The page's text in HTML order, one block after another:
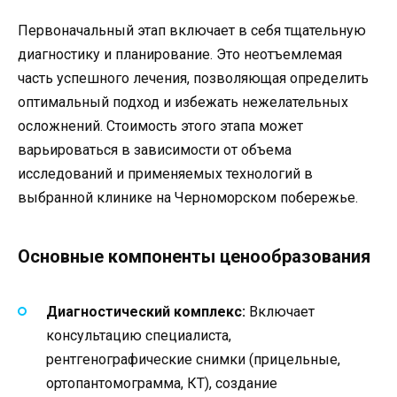
Первоначальный этап включает в себя тщательную
диагностику и планирование. Это неотъемлемая
часть успешного лечения, позволяющая определить
оптимальный подход и избежать нежелательных
осложнений. Стоимость этого этапа может
варьироваться в зависимости от объема
исследований и применяемых технологий в
выбранной клинике на Черноморском побережье.
Основные компоненты ценообразования
Диагностический комплекс: Включает
консультацию специалиста,
рентгенографические снимки (прицельные,
ортопантомограмма, КТ), создание